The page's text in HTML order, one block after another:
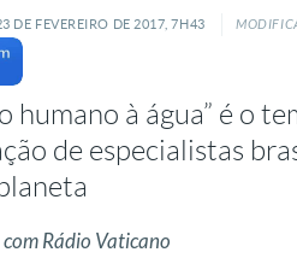
DE FEVEREIRO DE 2017, 7H43
humano à água” é o
de especialistas
Rádio Vaticano